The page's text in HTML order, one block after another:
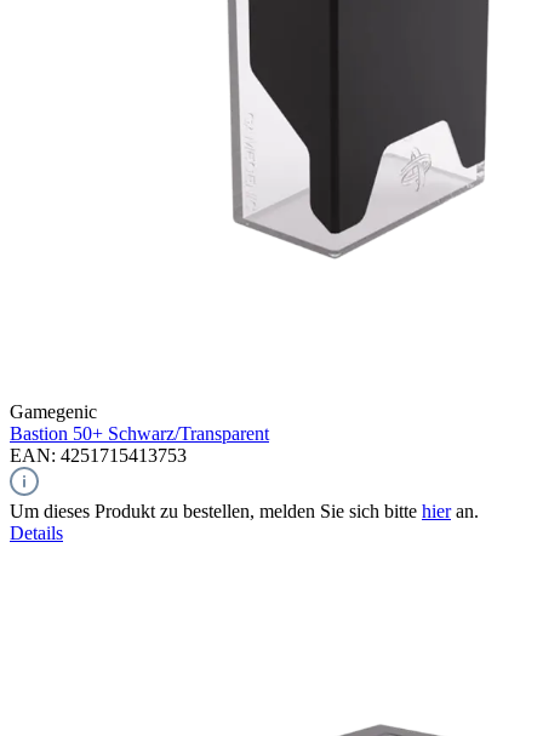
Gamegenic
Bastion 50+ Schwarz/Transparent
EAN: 4251715413753
Um dieses Produkt zu bestellen, melden Sie sich bitte hieran.
Details